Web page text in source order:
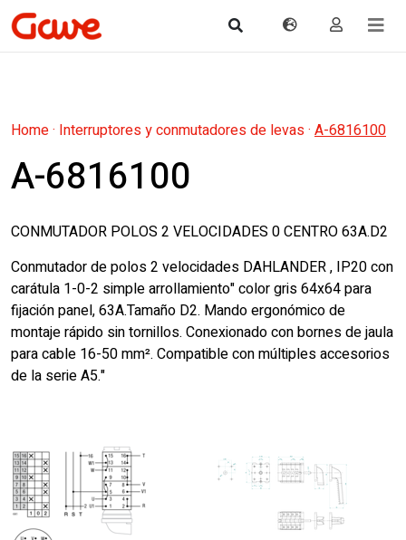
Home· Interruptores y conmutadores de levas· A-6816100
A-6816100
CONMUTADOR POLOS 2 VELOCIDADES 0 CENTRO 63A.D2
Conmutador de polos 2 velocidades DAHLANDER , IP20 con
carátula 1-0-2 simple arrollamiento" color gris 64x64 para
fijación panel, 63A.Tamaño D2. Mando ergonómico de
montaje rápido sin tornillos. Conexionado con bornes de jaula
para cable 16-50 mm². Compatible con múltiples accesorios
de la serie A5."